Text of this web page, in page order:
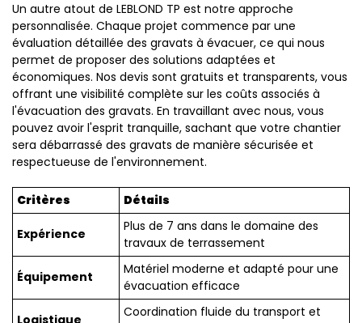
Un autre atout de LEBLOND TP est notre approche
personnalisée. Chaque projet commence par une
évaluation détaillée des gravats à évacuer, ce qui nous
permet de proposer des solutions adaptées et
économiques. Nos devis sont gratuits et transparents, vous
offrant une visibilité complète sur les coûts associés à
l'évacuation des gravats. En travaillant avec nous, vous
pouvez avoir l'esprit tranquille, sachant que votre chantier
sera débarrassé des gravats de manière sécurisée et
respectueuse de l'environnement.
Critères Détails
Expérience
Plus de 7 ans dans le domaine des
travaux de terrassement
Équipement
Matériel moderne et adapté pour une
évacuation efficace
Logistique
Coordination fluide du transport et